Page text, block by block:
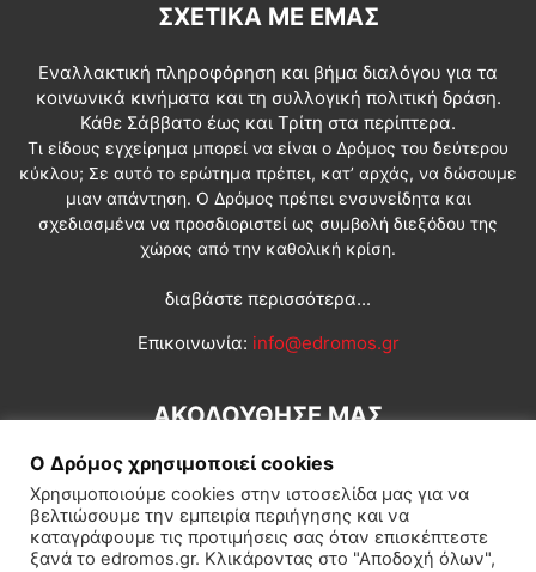
ΣΧΕΤΙΚΆ ΜΕ ΕΜΆΣ
Εναλλακτική πληροφόρηση και βήμα διαλόγου για τα
κοινωνικά κινήματα και τη συλλογική πολιτική δράση.
Κάθε Σάββατο έως και Τρίτη στα περίπτερα.
Τι είδους εγχείρημα μπορεί να είναι ο Δρόμος του δεύτερου
κύκλου; Σε αυτό το ερώτημα πρέπει, κατ’ αρχάς, να δώσουμε
μιαν απάντηση. Ο Δρόμος πρέπει ενσυνείδητα και
σχεδιασμένα να προσδιοριστεί ως συμβολή διεξόδου της
χώρας από την καθολική κρίση.
διαβάστε περισσότερα...
Επικοινωνία: info@edromos.gr
ΑΚΟΛΟΥΘΗΣΕ ΜΑΣ
Ο Δρόμος χρησιμοποιεί cookies
Χρησιμοποιούμε cookies στην ιστοσελίδα μας για να
βελτιώσουμε την εμπειρία περιήγησης και να
καταγράφουμε τις προτιμήσεις σας όταν επισκέπτεστε
ξανά το edromos.gr. Κλικάροντας στο "Αποδοχή όλων",